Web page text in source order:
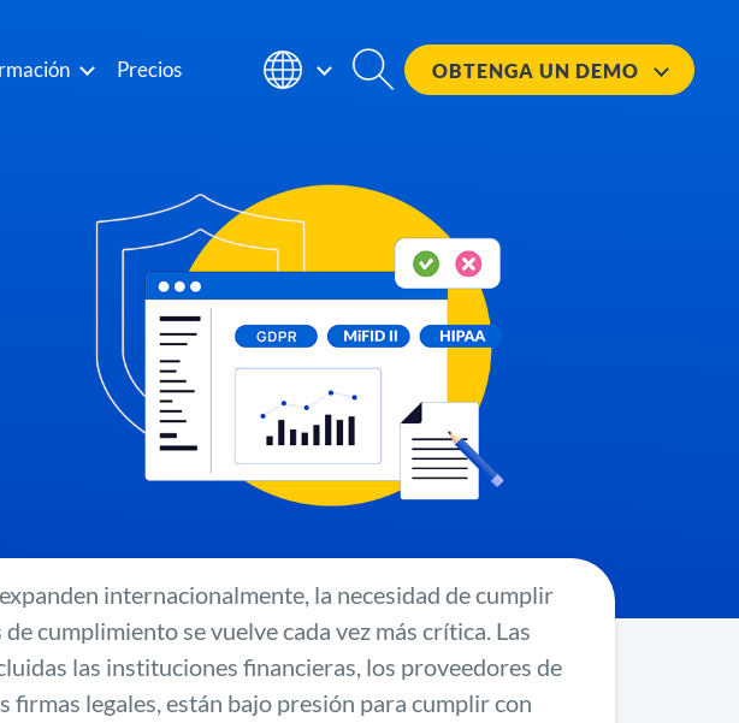
Precios OBTENGA UN DEMO
internacionalmente, la necesidad de cumplir
cumplimiento se vuelve cada vez más crítica. Las
las instituciones financieras, los proveedores de
firmas legales, están bajo presión para cumplir con